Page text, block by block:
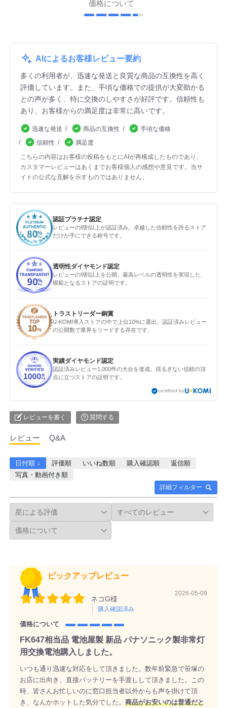
価格について
AIによるお客様レビュー要約
多くの利用者が、迅速な発送と良質な商品の互換性を高く
評価しています。また、手頃な価格での提供が大変助かる
との声が多く、特に交換のしやすさが好評です。信頼性も
あり、お客様からの満足度は非常に高いです。
迅速な発送 商品の互換性
手頃な価格
信頼性
満足度
こちらの内容はお客様の投稿をもとにAIが再構成したものであり、
カスタマーレビューはあくまでお客様個人の感想や意見です。当サ
イトの公式な見解を示すものではありません。
認証プラチナ認定
レビューの8割以上が認証済み。卓越した信頼性を誇るストア
だけが手にできる称号です。
透明性ダイヤモンド認定
レビューの9割以上を公開。最高レベルの透明性を実現した、
模範となるストアの証明です。
トラストリーダー銅賞
U-KOMI導入ストアの中で上位10%に選出。認証済みレビュー
の公開数で業界をリードする存在です。
実績ダイヤモンド認定
認証済みレビュー1,000件の大台を達成。揺るぎない信頼の頂
点に立つストアの証明です。
certified by
レビューを書く 質問する
レビュー Q&A
詳細フィルター
日付順 ↓ 評価順 いいね数順 購入確認順
返信順
写真・動画付き順
ピックアップレビュー
ネコG様
購入確認済み
2026-05-09
価格について
FK647相当品 電池屋製 新品 パナソニック製非常灯
用交換電池購入しました。
いつも通り迅速な対応をして頂きました。数年前緊急で笹塚の
お店に出向き、直接バッテリーを手渡しして頂きました。この
時、皆さんお忙しいのに窓口担当者以外からも声を掛けて頂
き、なんかホットした気分でした。 商品がお安いのは普通だと